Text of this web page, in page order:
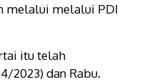
melalui melalui PDI
itu telah
2023) dan Rabu.